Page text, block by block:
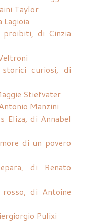
Taylor
Lagioia
di Cinzia
curiosi, di
Stiefvater
Manzini
Eliza, di Annabel
di un povero
di Renato
di Antoine
Pulixi